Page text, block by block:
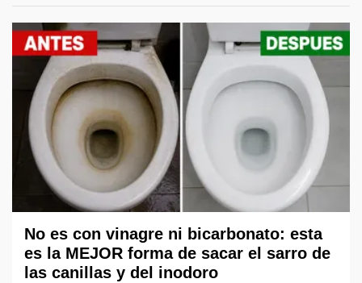
No es con vinagre ni bicarbonato: esta
es la MEJOR forma de sacar el sarro de
las canillas y del inodoro